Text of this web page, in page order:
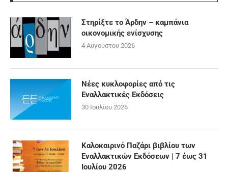
Στηρίξτε το Άρδην – καμπάνια
οικονομικής ενίσχυσης
4 Αυγούστου 2026
Νέες κυκλοφορίες από τις
Εναλλακτικές Εκδόσεις
30 Ιουλίου 2026
Καλοκαιρινό Παζάρι βιβλίου των
Εναλλακτικών Εκδόσεων | 7 έως 31
Ιουλίου 2026